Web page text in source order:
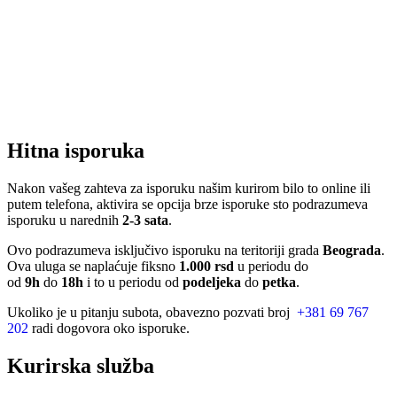
Hitna isporuka
Nakon vašeg zahteva za isporuku našim kurirom bilo to online ili
putem telefona, aktivira se opcija brze isporuke sto podrazumeva
isporuku u narednih 2-3 sata.
Ovo podrazumeva isključivo isporuku na teritoriji grada Beograda.
Ova uluga se naplaćuje fiksno 1.000 rsd u periodu do
od 9h do 18h i to u periodu od podeljeka do petka.
Ukoliko je u pitanju subota, obavezno pozvati broj +381 69 767
202 radi dogovora oko isporuke.
Kurirska služba